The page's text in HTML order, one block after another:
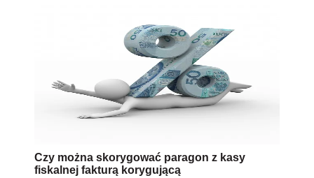
Czy można skorygować paragon z kasy
fiskalnej fakturą korygującą